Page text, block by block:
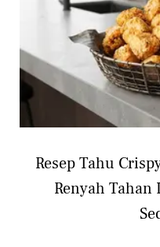
Resep Tahu
Renyah Tahan